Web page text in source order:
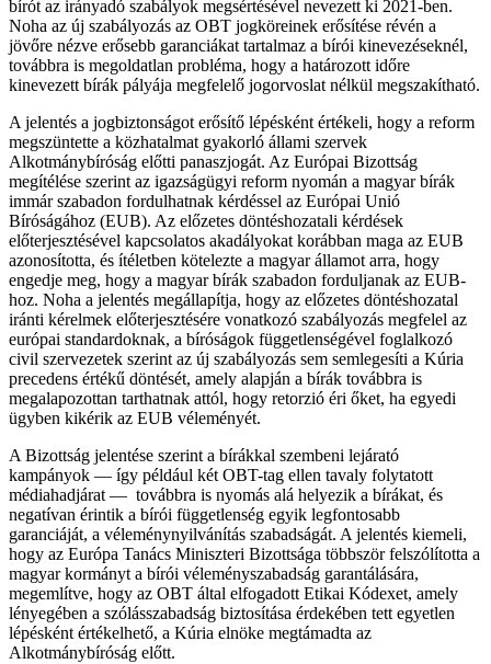
bírót az irányadó szabályok megsértésével nevezett ki 2021-ben.
Noha az új szabályozás az OBT jogköreinek erősítése révén a
jövőre nézve erősebb garanciákat tartalmaz a bírói kinevezéseknél,
továbbra is megoldatlan probléma, hogy a határozott időre
kinevezett bírák pályája megfelelő jogorvoslat nélkül megszakítható.
A jelentés a jogbiztonságot erősítő lépésként értékeli, hogy a reform
megszüntette a közhatalmat gyakorló állami szervek
Alkotmánybíróság előtti panaszjogát. Az Európai Bizottság
megítélése szerint az igazságügyi reform nyomán a magyar bírák
immár szabadon fordulhatnak kérdéssel az Európai Unió
Bíróságához (EUB). Az előzetes döntéshozatali kérdések
előterjesztésével kapcsolatos akadályokat korábban maga az EUB
azonosította, és ítéletben kötelezte a magyar államot arra, hogy
engedje meg, hogy a magyar bírák szabadon forduljanak az EUB-
hoz. Noha a jelentés megállapítja, hogy az előzetes döntéshozatal
iránti kérelmek előterjesztésére vonatkozó szabályozás megfelel az
európai standardoknak, a bíróságok függetlenségével foglalkozó
civil szervezetek szerint az új szabályozás sem semlegesíti a Kúria
precedens értékű döntését, amely alapján a bírák továbbra is
megalapozottan tarthatnak attól, hogy retorzió éri őket, ha egyedi
ügyben kikérik az EUB véleményét.
A Bizottság jelentése szerint a bírákkal szembeni lejárató
kampányok — így például két OBT-tag ellen tavaly folytatott
médiahadjárat — továbbra is nyomás alá helyezik a bírákat, és
negatívan érintik a bírói függetlenség egyik legfontosabb
garanciáját, a véleménynyilvánítás szabadságát. A jelentés kiemeli,
hogy az Európa Tanács Miniszteri Bizottsága többször felszólította a
magyar kormányt a bírói véleményszabadság garantálására,
megemlítve, hogy az OBT által elfogadott Etikai Kódexet, amely
lényegében a szólásszabadság biztosítása érdekében tett egyetlen
lépésként értékelhető, a Kúria elnöke megtámadta az
Alkotmánybíróság előtt.